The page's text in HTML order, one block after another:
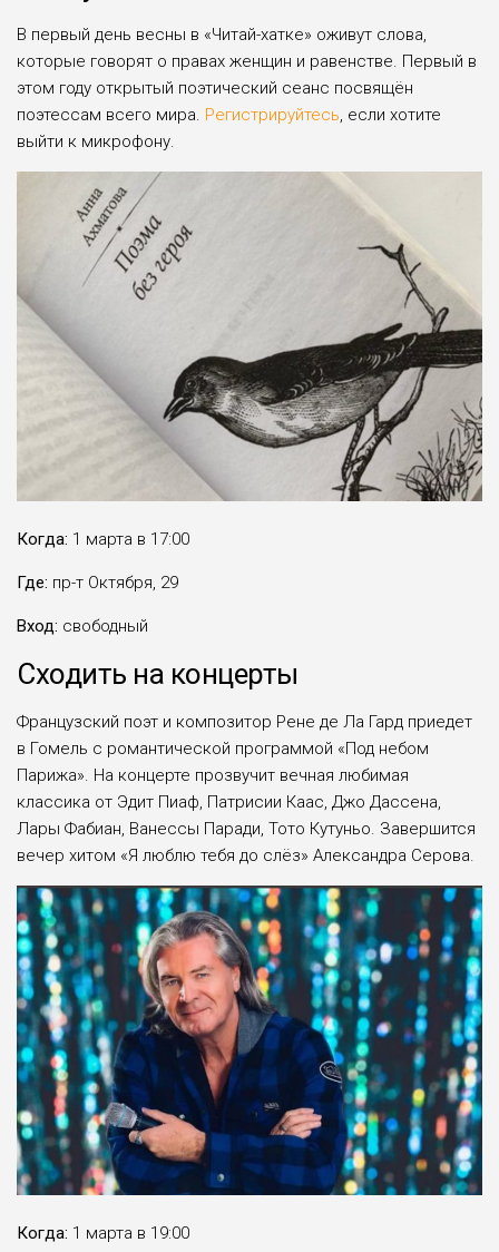
В первый день весны в «Читай-хатке» оживут слова,
которые говорят о правах женщин и равенстве. Первый в
этом году открытый поэтический сеанс посвящён
поэтессам всего мира. Регистрируйтесь, если хотите
выйти к микрофону.
Когда: 1 марта в 17:00
Где: пр-т Октября, 29
Вход: свободный
Сходить на концерты
Французский поэт и композитор Рене де Ла Гард приедет
в Гомель с романтической программой «Под небом
Парижа». На концерте прозвучит вечная любимая
классика от Эдит Пиаф, Патрисии Каас, Джо Дассена,
Лары Фабиан, Ванессы Паради, Тото Кутуньо. Завершится
вечер хитом «Я люблю тебя до слёз» Александра Серова.
Когда: 1 марта в 19:00